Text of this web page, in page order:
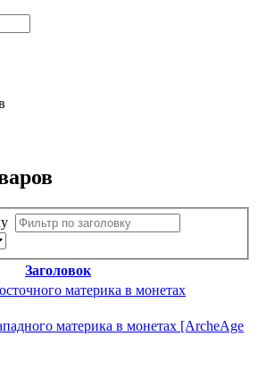
Заголовок
материка в монетах
материка в монетах [ArcheAge